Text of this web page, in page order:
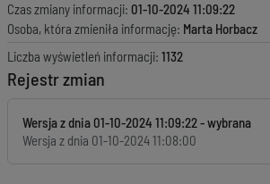
Czas zmiany informacji: 01-10-2024 11:09:22
Osoba, która zmieniła informację: Marta Horbacz
Liczba wyświetleń informacji: 1132
Rejestr zmian
Wersja z dnia 01-10-2024 11:09:22
Wersja z dnia 01-10-2024 11:08:00